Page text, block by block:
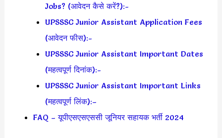
Jobs? (आवेदन कैसे करें?):-
UPSSSC Junior Assistant Application Fees
(आवेदन फीस):-
UPSSSC Junior Assistant Important Dates
(महत्वपूर्ण दिनांक):-
UPSSSC Junior Assistant Important Links
(महत्वपूर्ण लिंक):–
FAQ – यूपीएसएसएससी जूनियर सहायक भर्ती 2024